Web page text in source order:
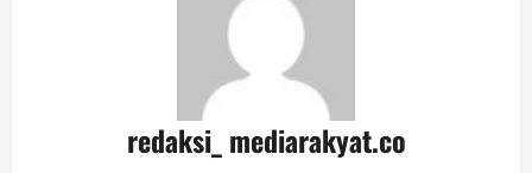
redaksi_ mediarakyat.co